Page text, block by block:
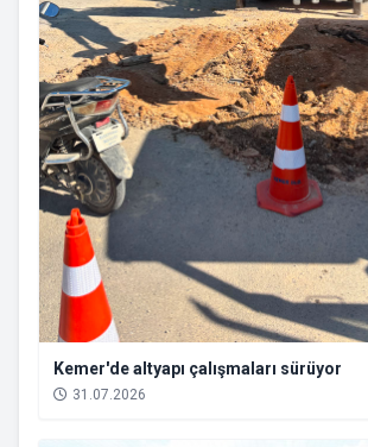
Kemer'de altyapı çalışmaları sürüyor
31.07.2026